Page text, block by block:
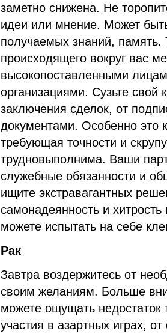
заметно снижена. Не
идеи или мнение. Может
получаемых знаний, память.
происходящего вокруг вас
высокопоставленными
организациями. Сузьте
заключения сделок, от
документами. Особенно это
требующая точности и
трудновыполнима. Ваши
служебные обязанности и
ищите экстравагантных
самонадеянность и
можете испытать на себе
Рак
Завтра воздержитесь от
своим желаниям. Больше
можете ощущать
участия в азартных играх,